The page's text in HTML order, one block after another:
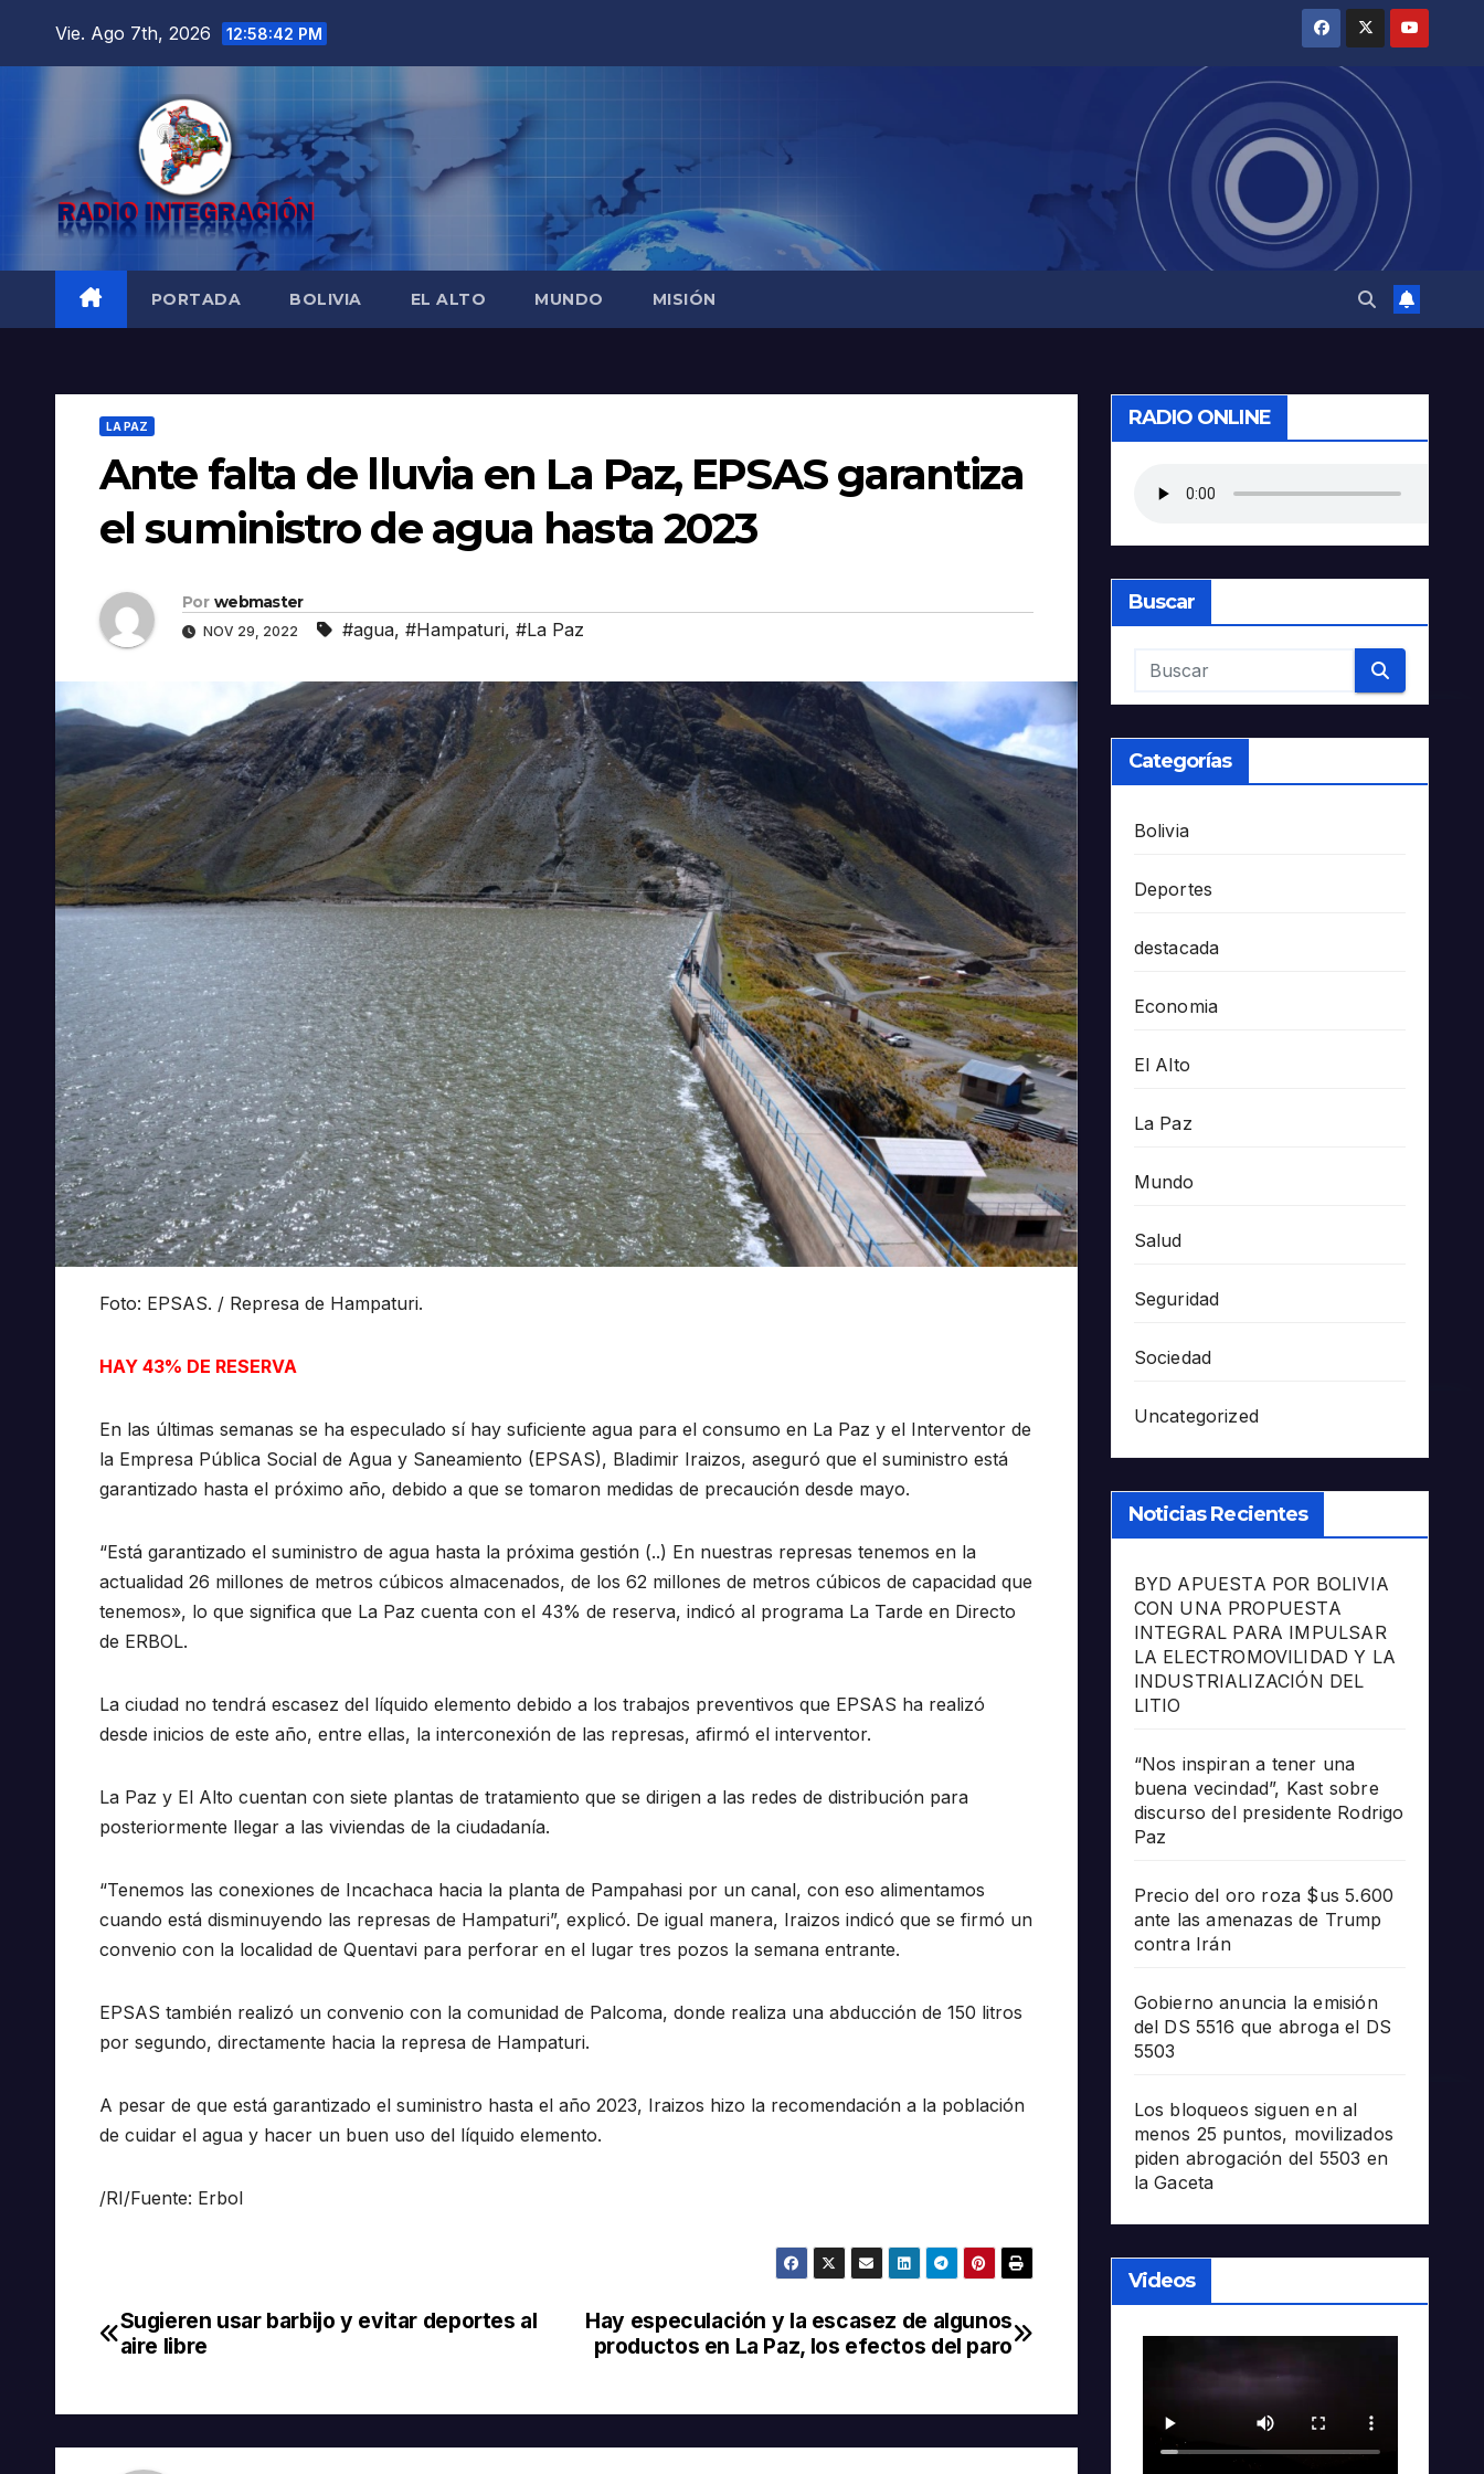
Vie. Ago 7th, 2026 12:58:43 PM
PORTADA BOLIVIA EL ALTO MUNDO MISIÓN
LA PAZ
Ante falta de lluvia en La Paz, EPSAS garantiza
el suministro de agua hasta 2023
Por webmaster
NOV 29, 2022 #agua, #Hampaturi, #La Paz
Foto: EPSAS. / Represa de Hampaturi.
HAY 43% DE RESERVA
En las últimas semanas se ha especulado sí hay suficiente agua para el consumo en La Paz y el Interventor de
la Empresa Pública Social de Agua y Saneamiento (EPSAS), Bladimir Iraizos, aseguró que el suministro está
garantizado hasta el próximo año, debido a que se tomaron medidas de precaución desde mayo.
“Está garantizado el suministro de agua hasta la próxima gestión (..) En nuestras represas tenemos en la
actualidad 26 millones de metros cúbicos almacenados, de los 62 millones de metros cúbicos de capacidad que
tenemos», lo que significa que La Paz cuenta con el 43% de reserva, indicó al programa La Tarde en Directo
de ERBOL.
La ciudad no tendrá escasez del líquido elemento debido a los trabajos preventivos que EPSAS ha realizó
desde inicios de este año, entre ellas, la interconexión de las represas, afirmó el interventor.
La Paz y El Alto cuentan con siete plantas de tratamiento que se dirigen a las redes de distribución para
posteriormente llegar a las viviendas de la ciudadanía.
“Tenemos las conexiones de Incachaca hacia la planta de Pampahasi por un canal, con eso alimentamos
cuando está disminuyendo las represas de Hampaturi”, explicó. De igual manera, Iraizos indicó que se firmó un
convenio con la localidad de Quentavi para perforar en el lugar tres pozos la semana entrante.
EPSAS también realizó un convenio con la comunidad de Palcoma, donde realiza una abducción de 150 litros
por segundo, directamente hacia la represa de Hampaturi.
A pesar de que está garantizado el suministro hasta el año 2023, Iraizos hizo la recomendación a la población
de cuidar el agua y hacer un buen uso del líquido elemento.
/RI/Fuente: Erbol
Navegación
entradas
Hay especulación y la escasez de algunos
productos en La Paz, los efectos del paro
Sugieren usar barbijo y evitar deportes al
aire libre
RADIO ONLINE
Buscar
Categorías
Bolivia
Deportes
destacada
Economia
El Alto
La Paz
Mundo
Salud
Seguridad
Sociedad
Uncategorized
Noticias Recientes
BYD APUESTA POR BOLIVIA
CON UNA PROPUESTA
INTEGRAL PARA IMPULSAR
LA ELECTROMOVILIDAD Y LA
INDUSTRIALIZACIÓN DEL
LITIO
“Nos inspiran a tener una
buena vecindad”, Kast sobre
discurso del presidente Rodrigo
Paz
Precio del oro roza $us 5.600
ante las amenazas de Trump
contra Irán
Gobierno anuncia la emisión
del DS 5516 que abroga el DS
5503
Los bloqueos siguen en al
menos 25 puntos, movilizados
piden abrogación del 5503 en
la Gaceta
Videos